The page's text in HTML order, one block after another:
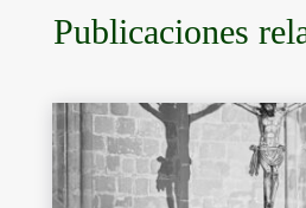
Publicaciones